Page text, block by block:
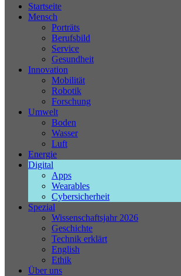
Startseite
Mensch
Porträts
Berufsbild
Service
Gesundheit
Innovation
Mobilität
Robotik
Forschung
Umwelt
Boden
Wasser
Luft
Energie
Digital
Apps
Wearables
Cybersicherheit
Spezial
Wissenschaftsjahr 2026
Geschichte
Technik erklärt
English
Ethik
Über uns